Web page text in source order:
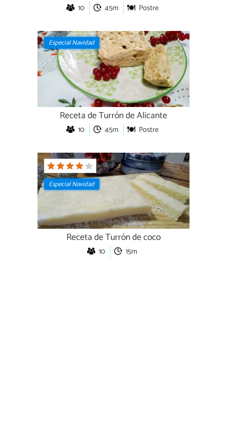
10 45m Postre
Especial Navidad
Receta de Turrón de Alicante
10 45m Postre
Especial Navidad
Receta de Turrón de coco
10 15m